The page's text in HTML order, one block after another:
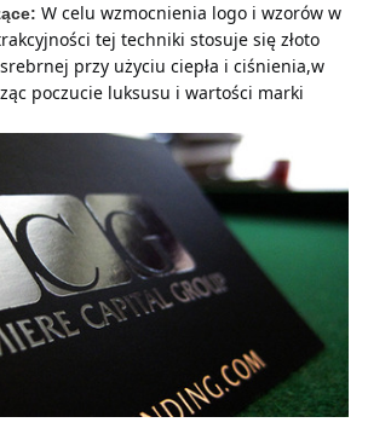
W celu wzmocnienia logo i wzorów w
tej techniki stosuje się złoto
przy użyciu ciepła i ciśnienia,w
poczucie luksusu i wartości marki